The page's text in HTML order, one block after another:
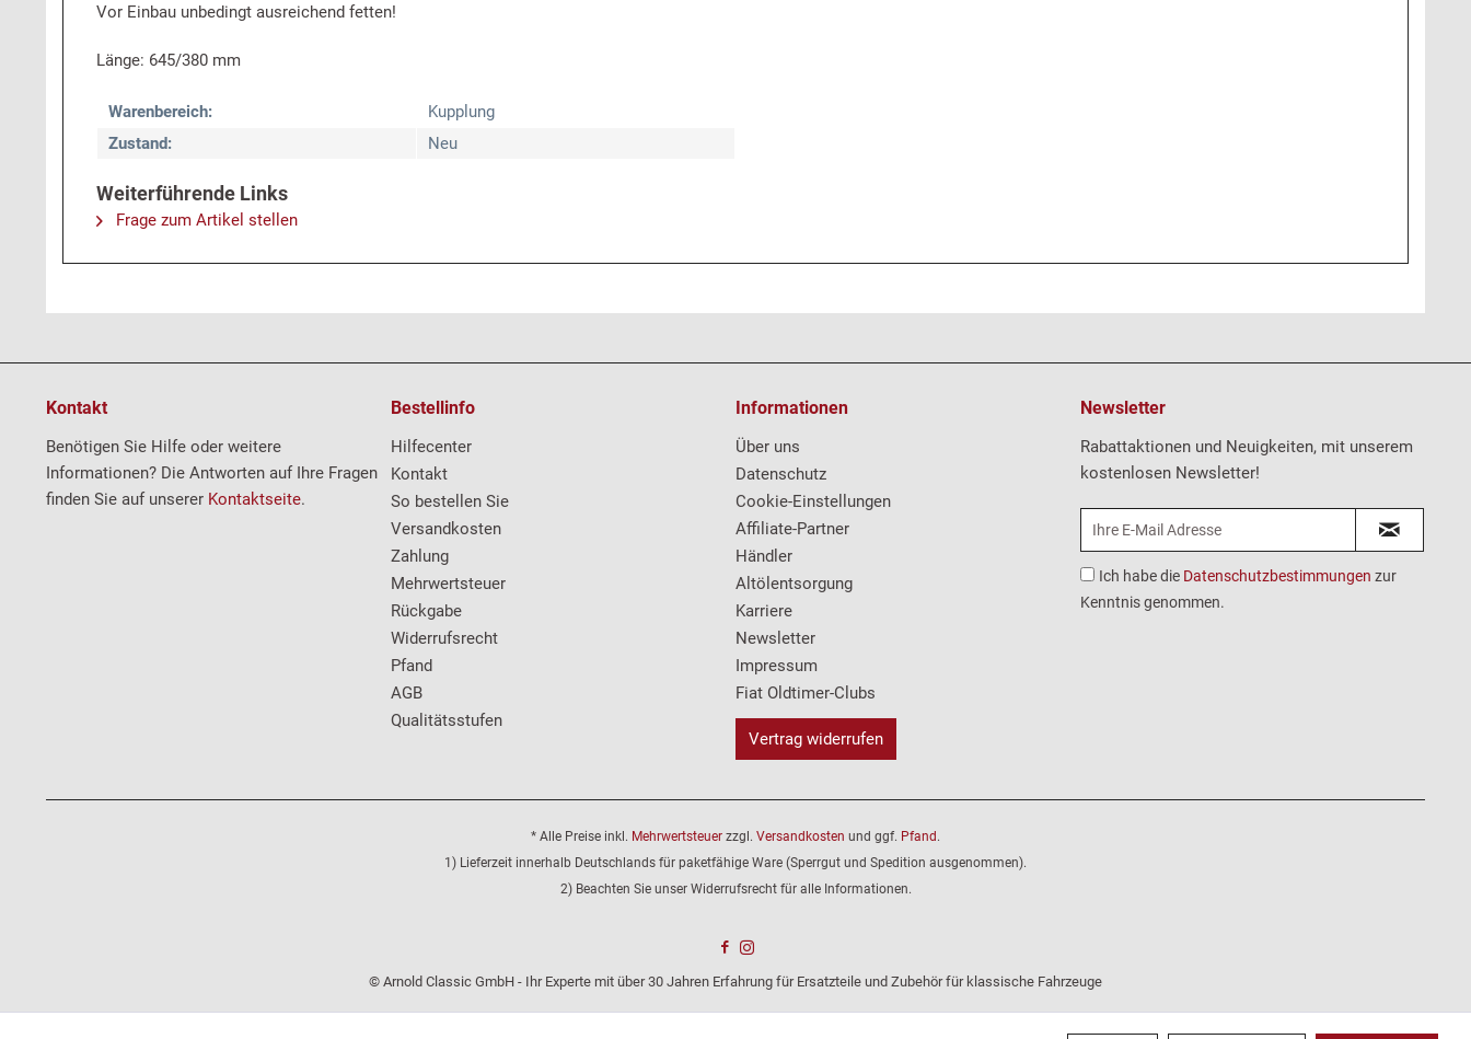
Vor Einbau unbedingt ausreichend fetten!
Länge: 645/380 mm
Warenbereich:
Kupplung
Zustand:
Neu
Weiterführende Links
Frage zum Artikel stellen
Kontakt
Benötigen Sie Hilfe oder weitere
Informationen? Die Antworten auf Ihre Fragen
finden Sie auf unserer Kontaktseite.
Bestellinfo
Hilfecenter
Kontakt
So bestellen Sie
Versandkosten
Zahlung
Mehrwertsteuer
Rückgabe
Widerrufsrecht
Pfand
AGB
Qualitätsstufen
Informationen
Über uns
Datenschutz
Cookie-Einstellungen
Affiliate-Partner
Händler
Altölentsorgung
Karriere
Newsletter
Impressum
Fiat Oldtimer-Clubs
Vertrag widerrufen
Newsletter
Rabattaktionen und Neuigkeiten, mit unserem
kostenlosen Newsletter!
Ich habe die Datenschutzbestimmungen zur
Kenntnis genommen.
* Alle Preise inkl. Mehrwertsteuer zzgl. Versandkosten und ggf. Pfand .
1) Lieferzeit innerhalb Deutschlands für paketfähige Ware (Sperrgut und Spedition ausgenommen).
2) Beachten Sie unser Widerrufsrecht für alle Informationen.
© Arnold Classic GmbH - Ihr Experte mit über 30 Jahren Erfahrung für Ersatzteile und Zubehör für klassische Fahrzeuge